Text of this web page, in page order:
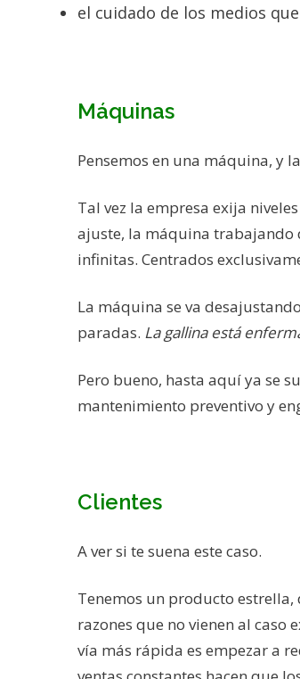
el cuidado de los medios
Máquinas
Pensemos en una máquina, y
Tal vez la empresa exija
ajuste, la máquina trabajando
infinitas. Centrados
La máquina se va
paradas. La gallina está
Pero bueno, hasta aquí ya se
mantenimiento preventivo y
Clientes
A ver si te suena este caso.
Tenemos un producto estrella,
razones que no vienen al
vía más rápida es empezar a